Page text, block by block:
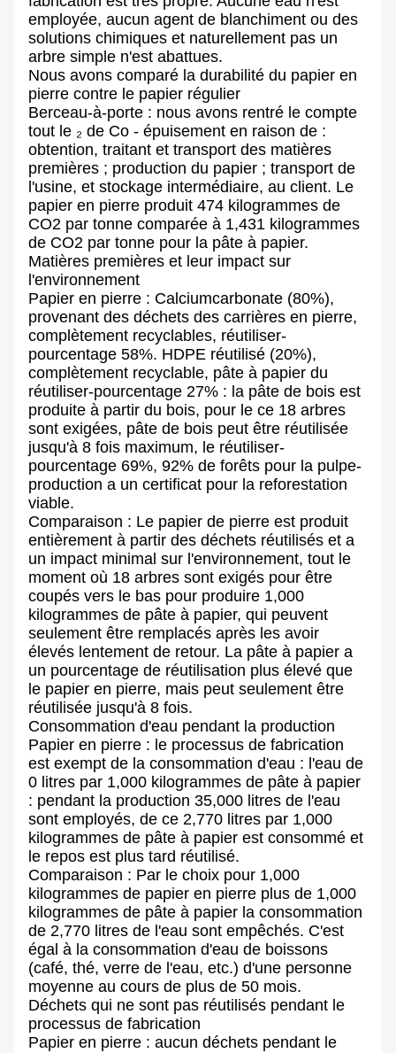
employée, aucun agent de blanchiment ou des
solutions chimiques et naturellement pas un
arbre simple n'est abattues.
Nous avons comparé la durabilité du papier en
pierre contre le papier régulier
Berceau-à-porte : nous avons rentré le compte
tout le ₂ de Co - épuisement en raison de :
obtention, traitant et transport des matières
premières ; production du papier ; transport de
l'usine, et stockage intermédiaire, au client. Le
papier en pierre produit 474 kilogrammes de
CO2 par tonne comparée à 1,431 kilogrammes
de CO2 par tonne pour la pâte à papier.
Matières premières et leur impact sur
l'environnement
Papier en pierre : Calciumcarbonate (80%),
provenant des déchets des carrières en pierre,
complètement recyclables, réutiliser-
pourcentage 58%. HDPE réutilisé (20%),
complètement recyclable, pâte à papier du
réutiliser-pourcentage 27% : la pâte de bois est
produite à partir du bois, pour le ce 18 arbres
sont exigées, pâte de bois peut être réutilisée
jusqu'à 8 fois maximum, le réutiliser-
pourcentage 69%, 92% de forêts pour la pulpe-
production a un certificat pour la reforestation
viable.
Comparaison : Le papier de pierre est produit
entièrement à partir des déchets réutilisés et a
un impact minimal sur l'environnement, tout le
moment où 18 arbres sont exigés pour être
coupés vers le bas pour produire 1,000
kilogrammes de pâte à papier, qui peuvent
seulement être remplacés après les avoir
élevés lentement de retour. La pâte à papier a
un pourcentage de réutilisation plus élevé que
le papier en pierre, mais peut seulement être
réutilisée jusqu'à 8 fois.
Consommation d'eau pendant la production
Papier en pierre : le processus de fabrication
est exempt de la consommation d'eau : l'eau de
0 litres par 1,000 kilogrammes de pâte à papier
: pendant la production 35,000 litres de l'eau
sont employés, de ce 2,770 litres par 1,000
kilogrammes de pâte à papier est consommé et
le repos est plus tard réutilisé.
Comparaison : Par le choix pour 1,000
kilogrammes de papier en pierre plus de 1,000
kilogrammes de pâte à papier la consommation
de 2,770 litres de l'eau sont empêchés. C'est
égal à la consommation d'eau de boissons
(café, thé, verre de l'eau, etc.) d'une personne
moyenne au cours de plus de 50 mois.
Déchets qui ne sont pas réutilisés pendant le
processus de fabrication
Papier en pierre : aucun déchets pendant le